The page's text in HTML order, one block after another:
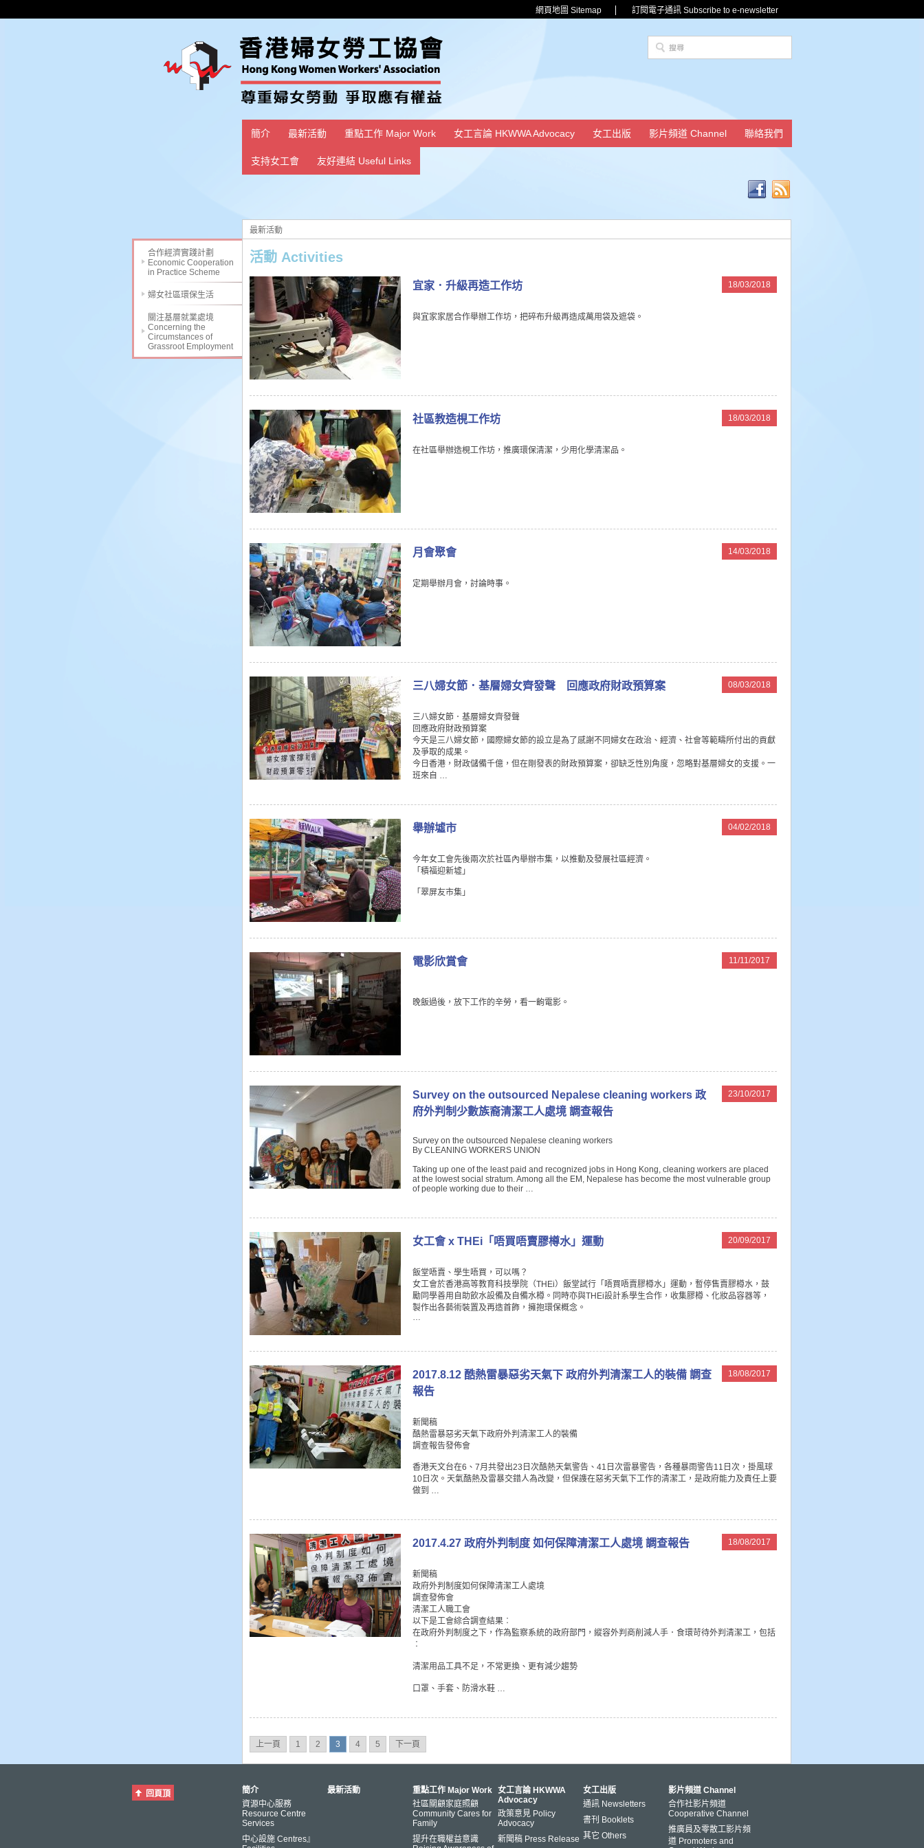
網頁地圖 Sitemap 訂閱電子通訊 Subscribe to e-newsletter
簡介 最新活動 重點工作 Major Work 女工言論 HKWWA Advocacy 女工出版 影片頻道 Channel 聯絡我們
支持女工會 友好連結 Useful Links
合作經濟實踐計劃
Economic Cooperation
in Practice Scheme
婦女社區環保生活
關注基層就業處境
Concerning the
Circumstances of
Grassroot Employment
最新活動
活動 Activities
18/03/2018
宜家．升級再造工作坊
與宜家家居合作舉辦工作坊，把碎布升級再造成萬用袋及遮袋。
18/03/2018
社區教造梘工作坊
在社區舉辦造梘工作坊，推廣環保清潔，少用化學清潔品。
14/03/2018
月會聚會
定期舉辦月會，討論時事。
08/03/2018
三八婦女節．基層婦女齊發聲 回應政府財政預算案
三八婦女節．基層婦女齊發聲
回應政府財政預算案
今天是三八婦女節，國際婦女節的設立是為了感謝不同婦女在政治、經濟、社會等範疇所付出的貢獻
及爭取的成果。
今日香港，財政儲備千億，但在剛發表的財政預算案，卻缺乏性別角度，忽略對基層婦女的支援。一
班來自 …
04/02/2018
舉辦墟市
今年女工會先後兩次於社區內舉辦市集，以推動及發展社區經濟。
「積福迎新墟」
「翠屏友市集」
11/11/2017
電影欣賞會
晚飯過後，放下工作的辛勞，看一齣電影。
23/10/2017
Survey on the outsourced Nepalese cleaning workers 政
府外判制少數族裔清潔工人處境 調查報告
Survey on the outsourced Nepalese cleaning workers
By CLEANING WORKERS UNION
Taking up one of the least paid and recognized jobs in Hong Kong, cleaning workers are placed
at the lowest social stratum. Among all the EM, Nepalese has become the most vulnerable group
of people working due to their …
20/09/2017
女工會 x THEi「唔買唔賣膠樽水」運動
飯堂唔賣、學生唔買，可以嗎？
女工會於香港高等教育科技學院（THEi）飯堂試行「唔買唔賣膠樽水」運動，暫停售賣膠樽水，鼓
勵同學善用自助飲水設備及自備水樽。同時亦與THEi設計系學生合作，收集膠樽、化妝品容器等，
製作出各藝術裝置及再造首飾，擁抱環保概念。
…
18/08/2017
2017.8.12 酷熱雷暴惡劣天氣下 政府外判清潔工人的裝備 調查
報告
新聞稿
酷熱雷暴惡劣天氣下政府外判清潔工人的裝備
調查報告發佈會
香港天文台在6、7月共發出23日次酷熱天氣警告、41日次雷暴警告，各種暴雨警告11日次，掛風球
10日次。天氣酷熱及雷暴交錯人為改變，但保謢在惡劣天氣下工作的清潔工，是政府能力及責任上要
做到 …
18/08/2017
2017.4.27 政府外判制度 如何保障清潔工人處境 調查報告
新聞稿
政府外判制度如何保障清潔工人處境
調查發佈會
清潔工人職工會
以下是工會綜合調查結果︰
在政府外判制度之下，作為監察系統的政府部門，縱容外判商削減人手．食環苛待外判清潔工，包括
︰
清潔用品工具不足，不常更換、更有減少趨勢
口罩、手套、防滑水鞋 …
上一頁 1 2 3 4 5 下一頁
回頁頂
簡介
資源中心服務
Resource Centre
Services
中心設施 Centres』
最新活動
重點工作 Major Work
社區關顧家庭照顧
Community Cares for
Family
提升在職權益意識
女工言論 HKWWA
Advocacy
政策意見 Policy
Advocacy
新聞稿 Press Release
女工出版
通訊 Newsletters
書刊 Booklets
其它 Others
影片頻道 Channel
合作社影片頻道
Cooperative Channel
推廣員及零散工影片頻
道 Promoters and